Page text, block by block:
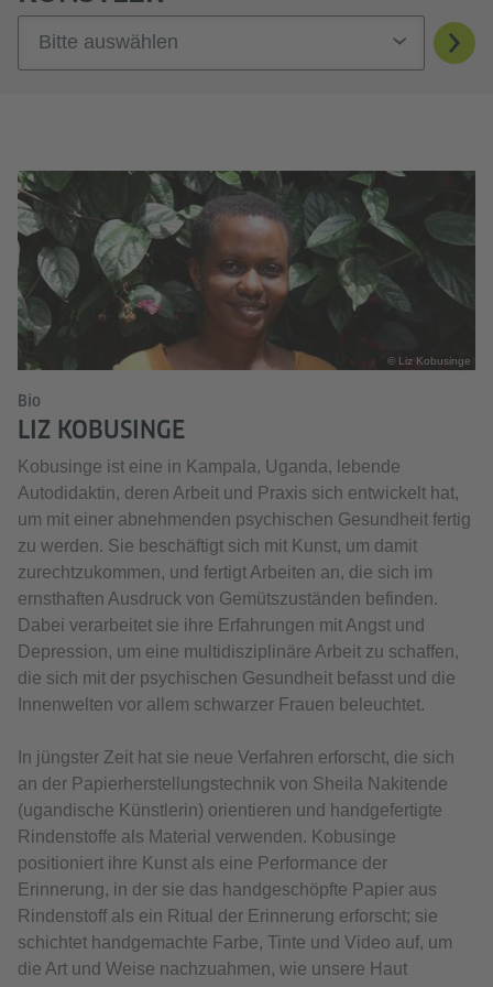
Bitte auswählen
© Liz Kobusinge
Bio
LIZ KOBUSINGE
Kobusinge ist eine in Kampala, Uganda, lebende
Autodidaktin, deren Arbeit und Praxis sich entwickelt hat,
um mit einer abnehmenden psychischen Gesundheit fertig
zu werden. Sie beschäftigt sich mit Kunst, um damit
zurechtzukommen, und fertigt Arbeiten an, die sich im
ernsthaften Ausdruck von Gemütszuständen befinden.
Dabei verarbeitet sie ihre Erfahrungen mit Angst und
Depression, um eine multidisziplinäre Arbeit zu schaffen,
die sich mit der psychischen Gesundheit befasst und die
Innenwelten vor allem schwarzer Frauen beleuchtet.
In jüngster Zeit hat sie neue Verfahren erforscht, die sich
an der Papierherstellungstechnik von Sheila Nakitende
(ugandische Künstlerin) orientieren und handgefertigte
Rindenstoffe als Material verwenden. Kobusinge
positioniert ihre Kunst als eine Performance der
Erinnerung, in der sie das handgeschöpfte Papier aus
Rindenstoff als ein Ritual der Erinnerung erforscht; sie
schichtet handgemachte Farbe, Tinte und Video auf, um
die Art und Weise nachzuahmen, wie unsere Haut